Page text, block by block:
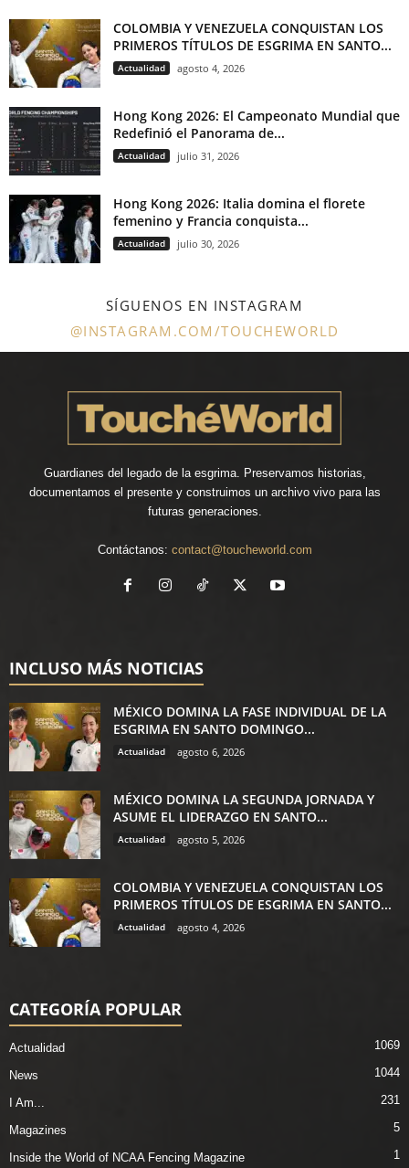
COLOMBIA Y VENEZUELA CONQUISTAN LOS
PRIMEROS TÍTULOS DE ESGRIMA EN SANTO...
Actualidad agosto 4, 2026
Hong Kong 2026: El Campeonato Mundial que
Redefinió el Panorama de...
Actualidad julio 31, 2026
Hong Kong 2026: Italia domina el florete
femenino y Francia conquista...
Actualidad julio 30, 2026
SÍGUENOS EN INSTAGRAM
@INSTAGRAM.COM/TOUCHEWORLD
Guardianes del legado de la esgrima. Preservamos historias,
documentamos el presente y construimos un archivo vivo para las
futuras generaciones.
Contáctanos: contact@toucheworld.com
INCLUSO MÁS NOTICIAS
MÉXICO DOMINA LA FASE INDIVIDUAL DE LA
ESGRIMA EN SANTO DOMINGO...
Actualidad agosto 6, 2026
MÉXICO DOMINA LA SEGUNDA JORNADA Y
ASUME EL LIDERAZGO EN SANTO...
Actualidad agosto 5, 2026
COLOMBIA Y VENEZUELA CONQUISTAN LOS
PRIMEROS TÍTULOS DE ESGRIMA EN SANTO...
Actualidad agosto 4, 2026
CATEGORÍA POPULAR
Actualidad 1069
News 1044
I Am... 231
Magazines 5
Inside the World of NCAA Fencing Magazine 1